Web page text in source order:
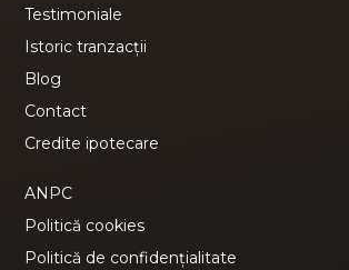
Testimoniale
Istoric tranzacții
Blog
Contact
Credite ipotecare
ANPC
Politică cookies
Politică de confidențialitate